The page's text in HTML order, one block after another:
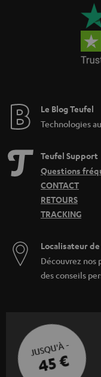
Le Blog Teufel
Technologies
Teufel Support
Questions
CONTACT
RETOURS
TRACKING
Localisateur
Découvrez nos
des conseils
JUSQU'À -
45 €